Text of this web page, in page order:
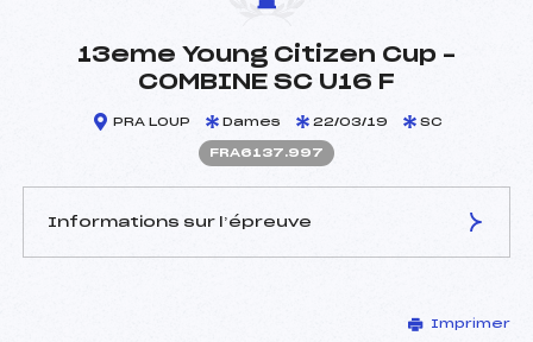
13eme Young Citizen Cup –
COMBINE SC U16 F
PRA LOUP Dames 22/03/19 SC
FRA6137.997
Informations sur l’épreuve
CUCHE DIDIER (FRA)
Imprimer